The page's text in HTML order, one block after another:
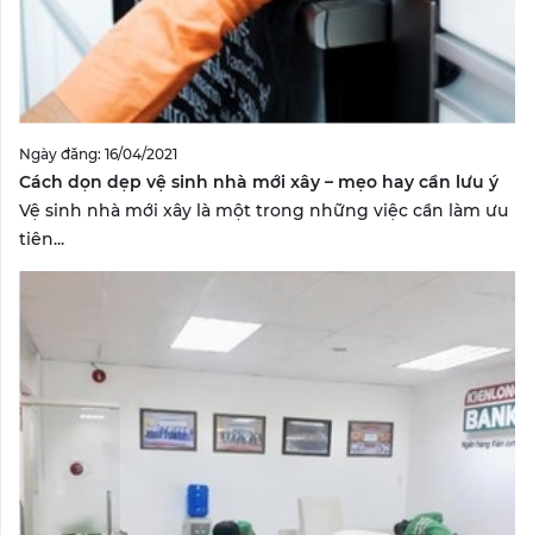
Ngày đăng: 16/04/2021
Cách dọn dẹp vệ sinh nhà mới xây – mẹo hay cần lưu ý
Vệ sinh nhà mới xây là một trong những việc cần làm ưu
tiên...